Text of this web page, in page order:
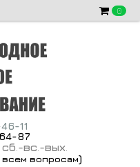
0
11
87
сб -вс -вых.
всем вопросам)